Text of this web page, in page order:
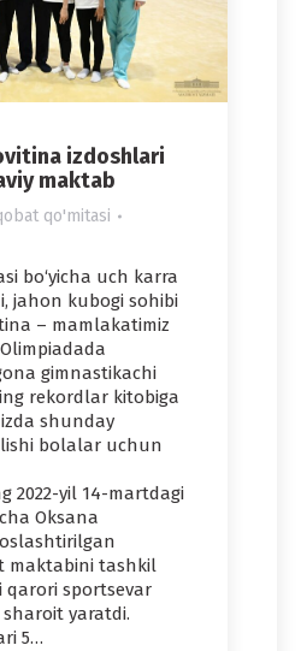
izdoshlari
maktab
qo'mitasi
bo‘yicha uch karra
jahon kubogi sohibi
– mamlakatimiz
gimnastikachi
rekordlar kitobiga
shunday
bolalar uchun
2022-yil 14-martdagi
Oksana
maktabini tashkil
qarori sportsevar
yaratdi.
5…